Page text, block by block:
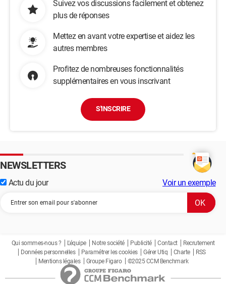
Suivez vos discussions facilement et obtenez
plus de réponses
Mettez en avant votre expertise et aidez les
autres membres
Profitez de nombreuses fonctionnalités
supplémentaires en vous inscrivant
S'INSCRIRE
NEWSLETTERS
Actu du jour Voir un exemple
Qui sommes-nous ? L'équipe Notre société Publicité Contact
Recrutement
Données personnelles
Paramétrer les cookies Gérer Utiq Charte
RSS
Mentions légales
Groupe Figaro ©2025 CCM Benchmark